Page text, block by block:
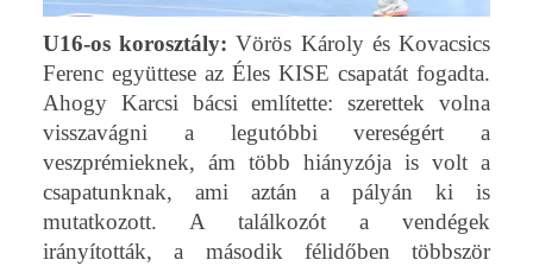
U16-os korosztály:Vörös Károly és Kovacsics
Ferenc együttese az Éles KISE csapatát fogadta.
Ahogy Karcsi bácsi említette: szerettek volna
visszavágni a legutóbbi vereségért a
veszprémieknek, ám több hiányzója is volt a
csapatunknak, ami aztán a pályán ki is
mutatkozott. A találkozót a vendégek
irányították, a második félidőben többször